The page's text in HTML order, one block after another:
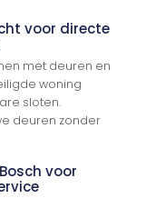
voor directe
met deuren en
woning
sloten.
deuren zonder
voor